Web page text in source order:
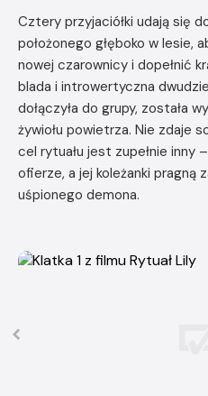
OBSADA
Maggie García, Patricia
Mike Fajardo
Cztery przyjaciółki udają się
położonego głęboko w lesie,
nowej czarownicy i dopełnić
blada i introwertyczna
dołączyła do grupy, została
żywiołu powietrza. Nie zdaje
cel rytuału jest zupełnie inny
ofierze, a jej koleżanki pragną
uśpionego demona.